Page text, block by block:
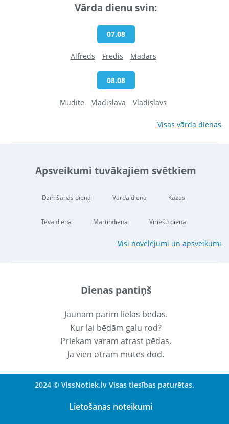
Vārda dienu svin:
07.08
Alfrēds Fredis Madars
08.08
Mudīte Vladislava Vladislavs
Visas vārda dienas
Apsveikumi tuvākajiem svētkiem
Dzimšanas diena Vārda diena Kāzas
Tēva diena Mārtiņdiena Vīriešu diena
Visi novēlējumi un apsveikumi
Dienas pantiņš
Jaunam pārim lielas bēdas.
Kur lai bēdām galu rod?
Priekam varam atrast pēdas,
Ja vien otram mutes dod.
2024 © VissNotiek.lv Visas tiesības paturētas.
Lietošanas noteikumi